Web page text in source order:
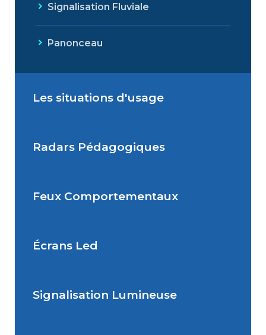
Signalisation Fluviale
Panonceau
Les situations d'usage
Situations de signalisation
Situations de signalisation
Radars Pédagogiques
Radar Pédagogique
Feux Comportementaux
Feu Comportemental
Écrans Led
Écran Géant Extérieur Led
Signalisation Lumineuse